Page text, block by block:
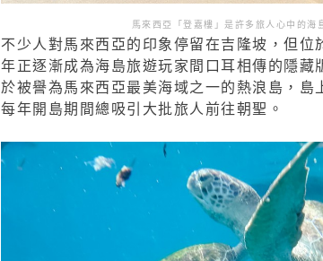
馬來西亞「登嘉樓」是許多旅人心中的海
不少人對馬來西亞的印象停留在吉隆坡，但位
年正逐漸成為海島旅遊玩家間口耳相傳的隱藏
於被譽為馬來西亞最美海域之一的熱浪島，島
每年開島期間總吸引大批旅人前往朝聖。